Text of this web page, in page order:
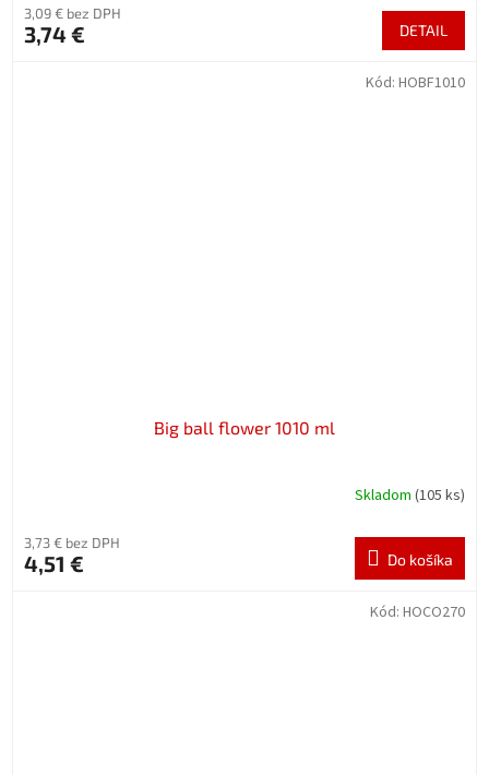
3,09 € bez DPH
3,74 € DETAIL
Big ball flower 1010 ml
Skladom (105 ks)
3,73 € bez DPH
4,51 € Do košíka
Kód: HOBF1010
Kód: HOCO270